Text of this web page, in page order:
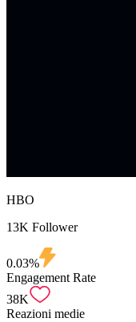
HBO
13K Follower
0.03%
Engagement Rate
38K
Reazioni medie